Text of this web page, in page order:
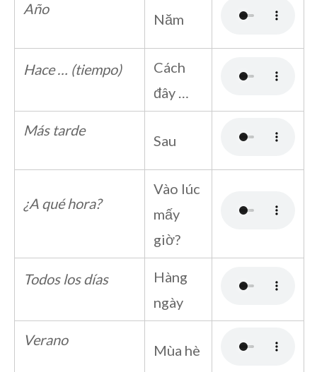
Año
Năm
Hace … (tiempo)
Cách
đây …
Más tarde
Sau
¿A qué hora?
Vào lúc
mấy
giờ?
Todos los días
Hàng
ngày
Verano
Mùa hè